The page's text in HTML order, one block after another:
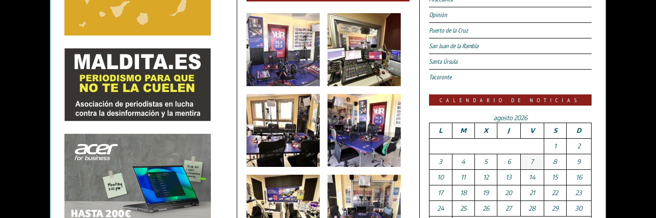
Opinión
Puerto de la Cruz
San Juan de la Rambla
Santa Úrsula
Tacoronte
CALENDARIO DE NOTICIAS
agosto 2026
L
M X J V S
D
1
2
3
4 5 6 7 8
9
10
11 12 13 14 15
16
17
18 19 20 21 22
23
24
25 26 27 28 29 30